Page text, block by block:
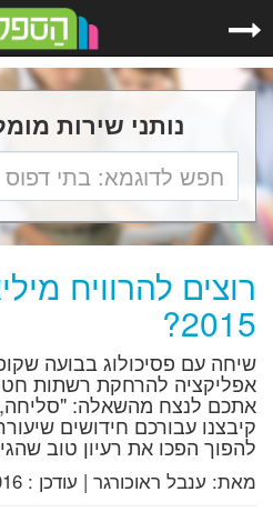
נותני שירות
רוצים להרוויח
2015?
שיחה עם פסיכולוג בבועה
אפליקציה להרחקת רשתות
קיבצנו עבורכם חידושים
להפוך הפכו את רעיון טוב
מאת: ענבל ראוכורגר | עודכן :